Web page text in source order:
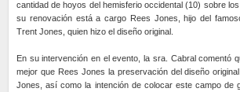
cantidad de hoyos del hemisferio occidental (10) sobre
su renovación está a cargo Rees Jones, hijo del
Trent Jones, quien hizo el diseño original.
En su intervención en el evento, la sra. Cabral comentó
mejor que Rees Jones la preservación del diseño
Jones, así como la intención de colocar este campo de